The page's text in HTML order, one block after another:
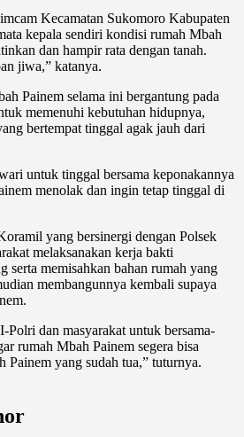
Kecamatan Sukomoro Kabupaten
kepala sendiri kondisi rumah Mbah
dan hampir rata dengan tanah.
jiwa,” katanya.
Painem selama ini bergantung pada
memenuhi kebutuhan hidupnya,
bertempat tinggal agak jauh dari
untuk tinggal bersama keponakannya
menolak dan ingin tetap tinggal di
yang bersinergi dengan Polsek
melaksanakan kerja bakti
serta memisahkan bahan rumah yang
membangunnya kembali supaya
Polri dan masyarakat untuk bersama-
rumah Mbah Painem segera bisa
Painem yang sudah tua,” tuturnya.